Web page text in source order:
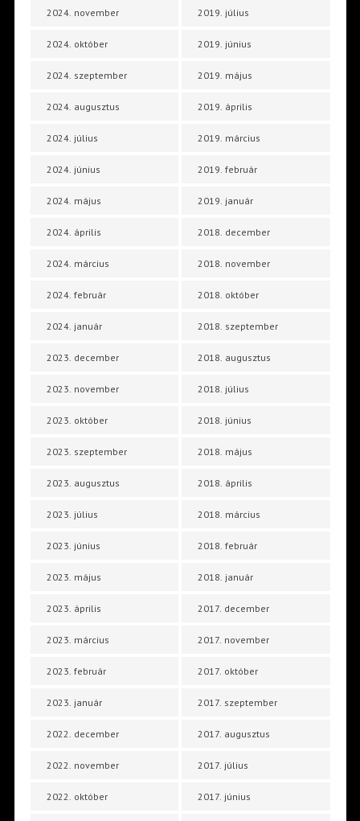
2024. november
2024. október
2024. szeptember
2024. augusztus
2024. július
2024. június
2024. május
2024. április
2024. március
2024. február
2024. január
2023. december
2023. november
2023. október
2023. szeptember
2023. augusztus
2023. július
2023. június
2023. május
2023. április
2023. március
2023. február
2023. január
2022. december
2022. november
2022. október
2019. július
2019. június
2019. május
2019. április
2019. március
2019. február
2019. január
2018. december
2018. november
2018. október
2018. szeptember
2018. augusztus
2018. július
2018. június
2018. május
2018. április
2018. március
2018. február
2018. január
2017. december
2017. november
2017. október
2017. szeptember
2017. augusztus
2017. július
2017. június